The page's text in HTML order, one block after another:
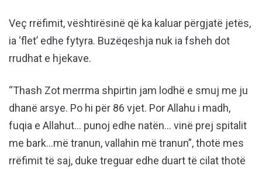
Veç rrëfimit, vështirësinë që ka kaluar përgjatë jetës,
ia ‘flet’ edhe fytyra. Buzëqeshja nuk ia fsheh dot
rrudhat e hjekave.
“Thash Zot merrma shpirtin jam lodhë e smuj me ju
dhanë arsye. Po hi për 86 vjet. Por Allahu i madh,
fuqia e Allahut… punoj edhe natën… vinë prej spitalit
me bark…më tranun, vallahin më tranun”, thotë mes
rrëfimit të saj, duke treguar edhe duart të cilat thotë